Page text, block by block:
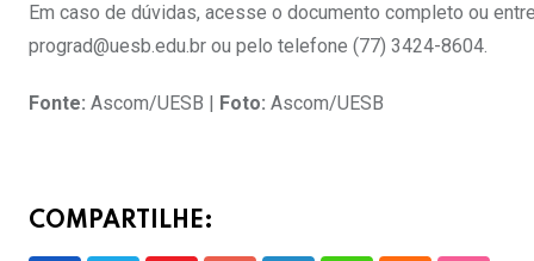
Em caso de dúvidas, acesse o documento completo ou
prograd@uesb.edu.br ou pelo telefone (77) 3424-8604.
Fonte: Ascom/UESB | Foto: Ascom/UESB
COMPARTILHE: